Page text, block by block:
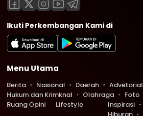
Ikuti Perkembangan Kami di
Menu Utama
Berita Nasional Daerah
Advetorial
Hukum dan Krimknal
Olahraga Foto
Ruang Opini
Lifestyle
Inspirasi